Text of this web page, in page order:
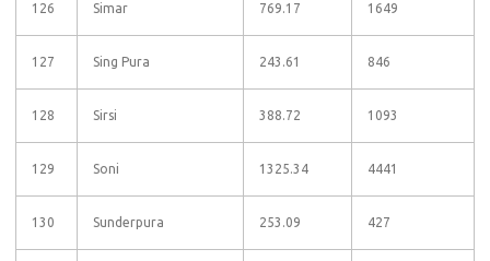
126 Simar 769.17 1649
127 Sing Pura 243.61 846
128 Sirsi 388.72 1093
129 Soni 1325.34 4441
130 Sunderpura 253.09 427